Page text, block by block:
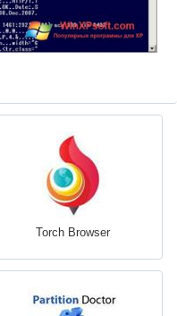
Torch Browser